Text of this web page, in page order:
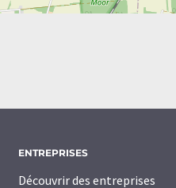
ENTREPRISES
Découvrir des entreprises